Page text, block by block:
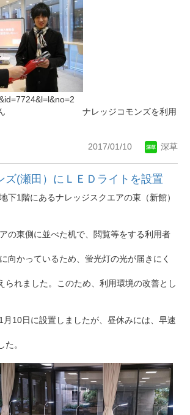
杉本さん ナレッジコモンズを利用
2017/01/10 深草
ズ(瀬田）にＬＥＤライトを設置
1階にあるナレッジスクエアの東（新館）
の東側に並べた机で、閲覧等をする利用者
かっているため、蛍光灯の光が届きにく
られました。このため、利用環境の改善とし
10日に設置しましたが、昼休みには、早速
。